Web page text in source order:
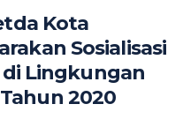
Kota
Sosialisasi
di Lingkungan
2020